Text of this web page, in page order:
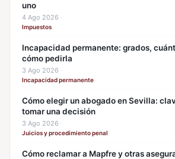
uno
4 Ago 2026 ·
Impuestos
Incapacidad permanente: grados,
cómo pedirla
3 Ago 2026 ·
Incapacidad permanente
Cómo elegir un abogado en Sevilla:
tomar una decisión
3 Ago 2026 ·
Juicios y procedimiento penal
Cómo reclamar a Mapfre y otras